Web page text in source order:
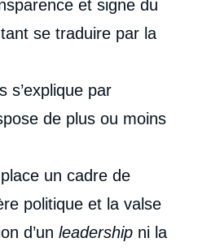
et signe du
se traduire par la
s’explique par
de plus ou moins
un cadre de
politique et la valse
d’un leadership ni la